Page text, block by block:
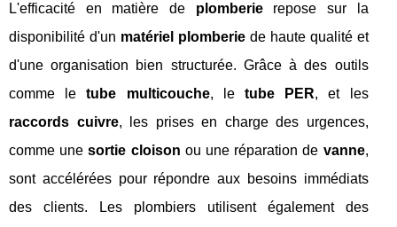
L'efficacité en matière de plomberierepose sur la
disponibilité d'un matériel plomberiede haute qualité et
d'une organisation bien structurée. Grâce à des outils
comme letube multicouche, letube PER, et les
raccords cuivre, les prises en charge des urgences,
comme unesortie cloison ou une réparation de vanne,
sont accélérées pour répondre aux besoins immédiats
des clients. Les plombiers utilisent également des